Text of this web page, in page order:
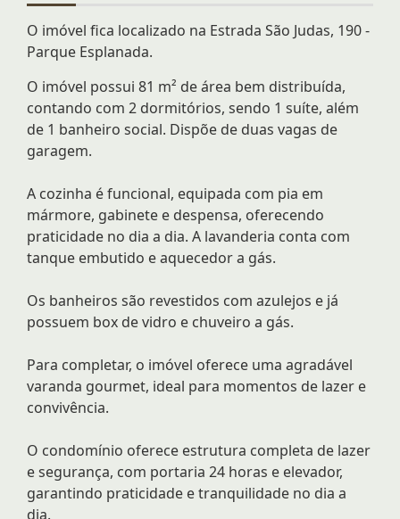
O imóvel fica localizado na Estrada São Judas, 190 -
Parque Esplanada.
O imóvel possui 81 m² de área bem distribuída,
contando com 2 dormitórios, sendo 1 suíte, além
de 1 banheiro social. Dispõe de duas vagas de
garagem.
A cozinha é funcional, equipada com pia em
mármore, gabinete e despensa, oferecendo
praticidade no dia a dia. A lavanderia conta com
tanque embutido e aquecedor a gás.
Os banheiros são revestidos com azulejos e já
possuem box de vidro e chuveiro a gás.
Para completar, o imóvel oferece uma agradável
varanda gourmet, ideal para momentos de lazer e
convivência.
O condomínio oferece estrutura completa de lazer
e segurança, com portaria 24 horas e elevador,
garantindo praticidade e tranquilidade no dia a
dia.